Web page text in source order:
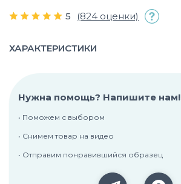
5 (824 оценки)
ХАРАКТЕРИСТИКИ
Нужна помощь? Напишите нам!
• Поможем с выбором
• Снимем товар на видео
• Отправим понравившийся образец